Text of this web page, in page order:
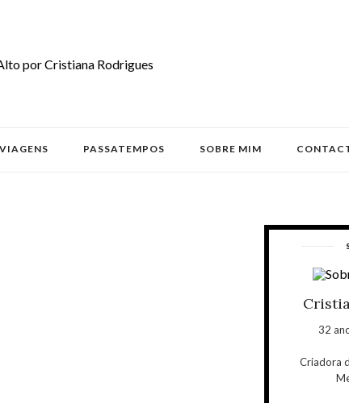
VIAGENS PASSATEMPOS SOBRE MIM
32
Criadora